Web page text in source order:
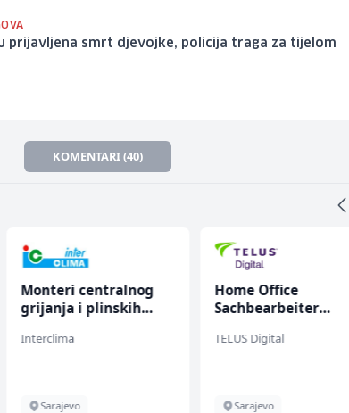
prijavljena smrt djevojke, policija traga za tijelom
KOMENTARI (40)
Monteri centralnog
grijanja i plinskih
Interclima
Sarajevo
Home Office
Sachbearbeiter
bekannten
TELUS Digital
Sarajevo